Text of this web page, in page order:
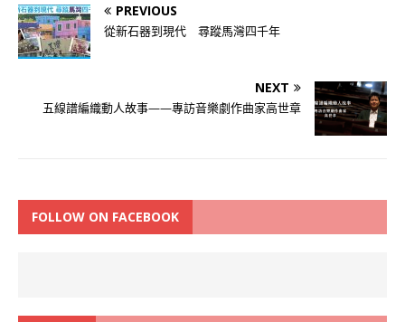
PREVIOUS
從新石器到現代 尋蹤馬灣四千年
NEXT
五線譜編織動人故事——專訪音樂劇作曲家高世章
FOLLOW ON FACEBOOK